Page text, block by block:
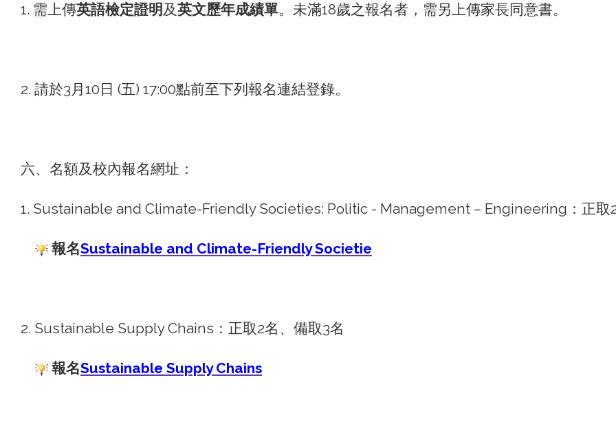
1. 需上傳英語檢定證明及英文歷年成績單。未滿18歲之報名者，需另上傳家長同意書。
2. 請於3月10日 (五) 17:00點前至下列報名連結登錄。
六、名額及校內報名網址：
1. Sustainable and Climate-Friendly Societies: Politic - Management – Engineering：正取
報名Sustainable and Climate-Friendly Societie
2. Sustainable Supply Chains：正取2名、備取3名
報名Sustainable Supply Chains